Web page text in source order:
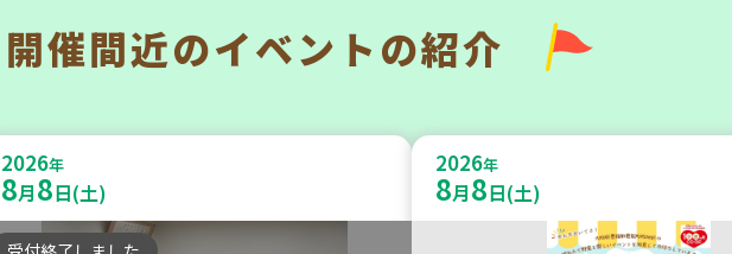
神戸市東灘区
【第3地区本部】「ふれあいティー
ルームすみれ会」（毎月第2金曜
日）
神戸市兵庫区
【第3地区本部】こべっこ
うさい)教室～かぞくで楽し
うさい～
開催間近のイベントの紹介
2026年
8月8日(土)
2026年
8月8日(土)